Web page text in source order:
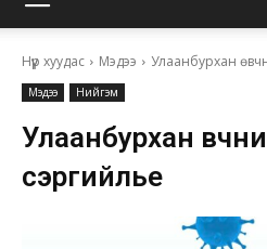
Нүүр хуудас Мэдээ Улаанбурхан
Мэдээ Нийгэм
Улаанбурхан
сэргийлье